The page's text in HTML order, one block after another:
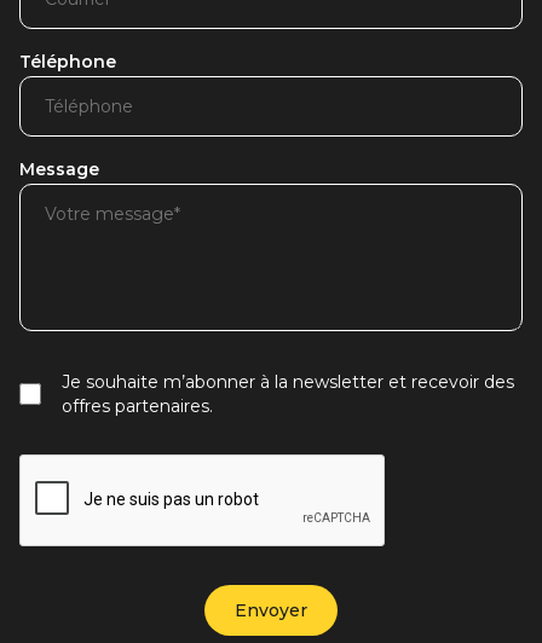
Téléphone
Message
Je souhaite m’abonner à la newsletter et recevoir des
offres partenaires.